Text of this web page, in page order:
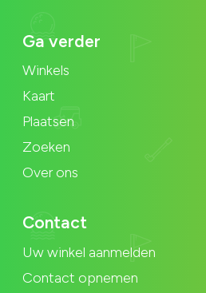
Ga verder
Winkels
Kaart
Plaatsen
Zoeken
Over ons
Contact
Uw winkel aanmelden
Contact opnemen